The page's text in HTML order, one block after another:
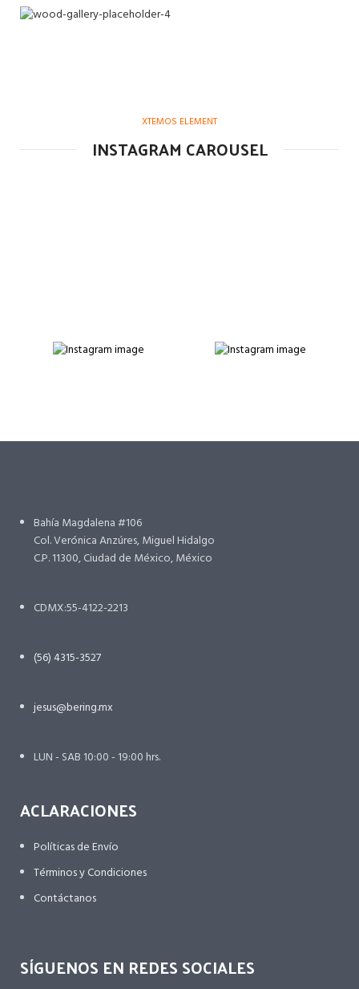
XTEMOS ELEMENT
INSTAGRAM CAROUSEL
Bahía Magdalena #106
Col. Verónica Anzúres, Miguel Hidalgo
C.P. 11300, Ciudad de México, México
CDMX:55-4122-2213
(56) 4315-3527
jesus@bering.mx
LUN - SAB 10:00 - 19:00 hrs.
ACLARACIONES
Políticas de Envío
Términos y Condiciones
Contáctanos
SÍGUENOS EN REDES SOCIALES